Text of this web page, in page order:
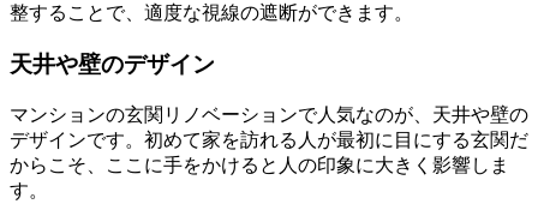
整することで、適度な視線の遮断ができます。
天井や壁のデザイン
マンションの玄関リノベーションで人気なのが、天井や壁の
デザインです。初めて家を訪れる人が最初に目にする玄関だ
からこそ、ここに手をかけると人の印象に大きく影響しま
す。